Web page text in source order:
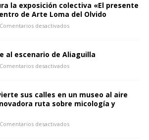
la exposición colectiva «El presente
de Arte Loma del Olvido
Comentarios desactivados
al escenario de Aliaguilla
Comentarios desactivados
sus calles en un museo al aire
ruta sobre micología y
Comentarios desactivados